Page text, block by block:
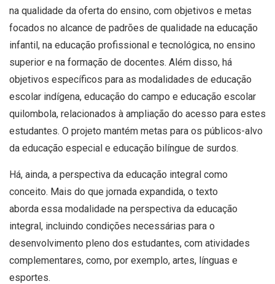
na qualidade da oferta do ensino, com objetivos e metas
focados no alcance de padrões de qualidade na educação
infantil, na educação profissional e tecnológica, no ensino
superior e na formação de docentes. Além disso, há
objetivos específicos para as modalidades de educação
escolar indígena, educação do campo e educação escolar
quilombola, relacionados à ampliação do acesso para estes
estudantes. O projeto mantém metas para os públicos-alvo
da educação especial e educação bilíngue de surdos.
Há, ainda, a perspectiva da educação integral como
conceito. Mais do que jornada expandida, o texto
aborda essa modalidade na perspectiva da educação
integral, incluindo condições necessárias para o
desenvolvimento pleno dos estudantes, com atividades
complementares, como, por exemplo, artes, línguas e
esportes.